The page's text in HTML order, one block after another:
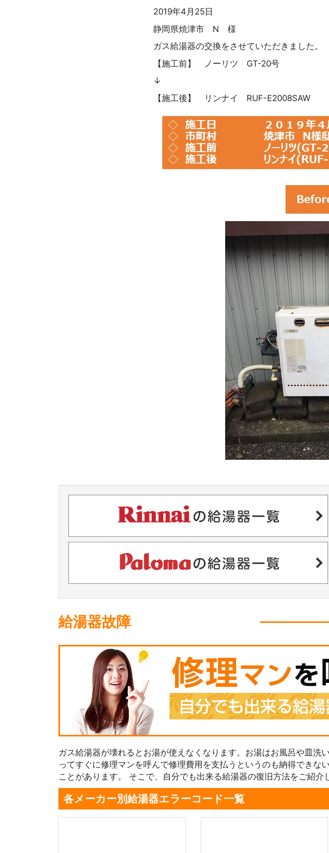
2019年4月25日
静岡県焼津市 N 様
ガス給湯器の交換をさせていただきました。
【施工前】 ノーリツ GT-20号
↓
【施工後】 リンナイ RUF-E2008SAW
給湯器故障
ガス給湯器が壊れるとお湯が使えなくなります。お湯はお風呂や皿
ってすぐに修理マンを呼んで修理費用を支払うというのも納得でき
ことがあります。 そこで、自分でも出来る給湯器の復旧方法をご紹介
各メーカー別給湯器エラーコード一覧